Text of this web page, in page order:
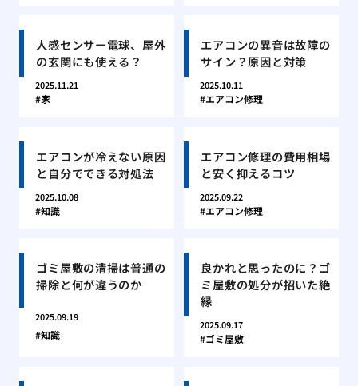
人感センサー電球、屋外
の玄関にも使える？
2025.11.21
家
エアコンの異音は故障の
サイン？原因と対策
2025.10.11
エアコン修理
エアコンが冷えない原因
と自分でできる対処法
2025.10.08
知識
エアコン修理の費用相場
と安く抑えるコツ
2025.09.22
エアコン修理
ゴミ屋敷の清掃は普通の
掃除と何が違うのか
2025.09.19
知識
良かれと思ったのに？ゴ
ミ屋敷の処分が招いた絶
縁
2025.09.17
ゴミ屋敷